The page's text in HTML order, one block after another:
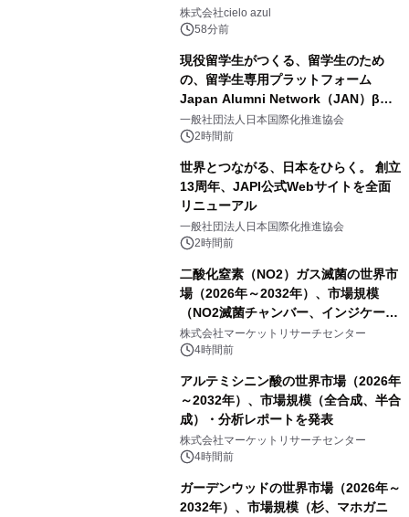
株式会社cielo azul
58分前
現役留学生がつくる、留学生のため
の、留学生専用プラットフォーム
Japan Alumni Network（JAN）β版
をリリース
一般社団法人日本国際化推進協会
2時間前
世界とつながる、日本をひらく。 創立
13周年、JAPI公式Webサイトを全面
リニューアル
一般社団法人日本国際化推進協会
2時間前
二酸化窒素（NO2）ガス滅菌の世界市
場（2026年～2032年）、市場規模
（NO2滅菌チャンバー、インジケータ
ーおよびモニタリングシステム、その
他）・分析レポートを発表
株式会社マーケットリサーチセンター
4時間前
アルテミシニン酸の世界市場（2026年
～2032年）、市場規模（全合成、半合
成）・分析レポートを発表
株式会社マーケットリサーチセンター
4時間前
ガーデンウッドの世界市場（2026年～
2032年）、市場規模（杉、マホガニ